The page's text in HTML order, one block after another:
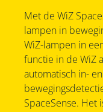
Met de WiZ
lampen in
WiZ-lampen in
functie in de WiZ
automatisch in-
SpaceSense. Het